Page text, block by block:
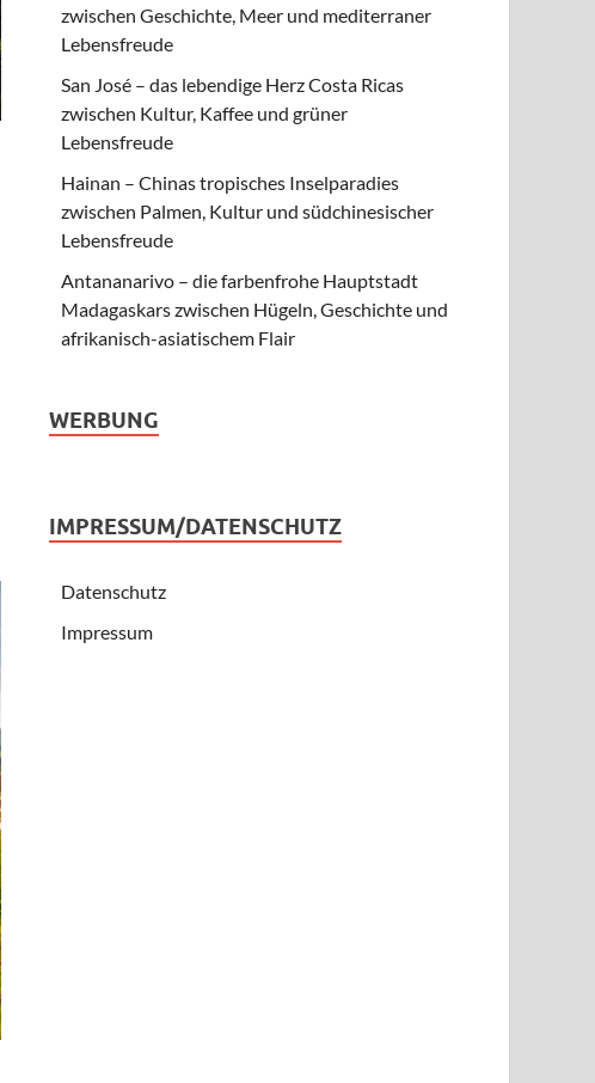
zwischen Geschichte, Meer und mediterraner
Lebensfreude
San José – das lebendige Herz Costa Ricas
zwischen Kultur, Kaffee und grüner
Lebensfreude
Hainan – Chinas tropisches Inselparadies
zwischen Palmen, Kultur und südchinesischer
Lebensfreude
Antananarivo – die farbenfrohe Hauptstadt
Madagaskars zwischen Hügeln, Geschichte und
afrikanisch-asiatischem Flair
WERBUNG
IMPRESSUM/DATENSCHUTZ
Datenschutz
Impressum